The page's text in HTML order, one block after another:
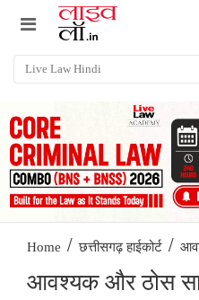
Home / छत्तीसगढ़ हाईकोर्ट /
आवश्यक और ठोस